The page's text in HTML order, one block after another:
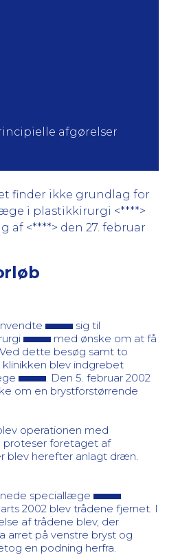
afgørelser
finder ikke grundlag for
i plastikkirurgi <****>
af <****> den 27. februar
sig til
med ønske om at få
dette besøg samt to
blev indgrebet
. Den 5. februar 2002
om en brystforstørrende
operationen med
proteser foretaget af
blev herefter anlagt dræn.
speciallæge
2002 blev trådene fjernet. I
af trådene blev, der
arret på venstre bryst og
en podning herfra.